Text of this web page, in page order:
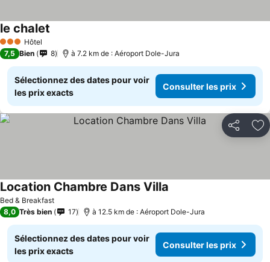
3 ÉtoilesHôtel
le chalet
7,5 Bien 8 à 7.2 km de : Aéroport Dole-Jura
Sélectionnez des dates pour voir
les prix exacts
Consulter les prix
Partager
Bed & Breakfast
Location Chambre Dans Villa
8,0 Très bien 17 à 12.5 km de : Aéroport Dole-Jura
Sélectionnez des dates pour voir
les prix exacts
Consulter les prix